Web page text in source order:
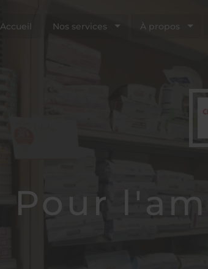
Pour
Accueil Nos services À propos